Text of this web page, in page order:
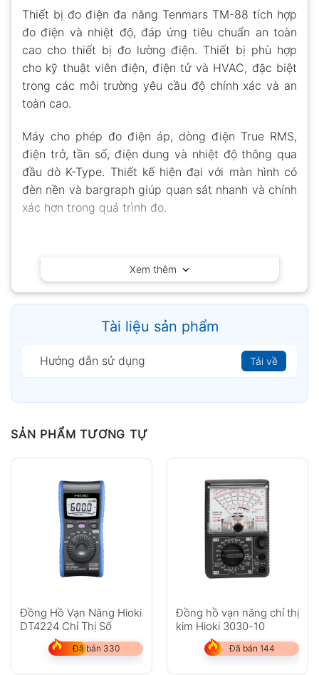
Thiết bị đo điện đa năng Tenmars TM-88 tích hợp
đo điện và nhiệt độ, đáp ứng tiêu chuẩn an toàn
cao cho thiết bị đo lường điện. Thiết bị phù hợp
cho kỹ thuật viên điện, điện tử và HVAC, đặc biệt
trong các môi trường yêu cầu độ chính xác và an
toàn cao.
Máy cho phép đo điện áp, dòng điện True RMS,
điện trở, tần số, điện dung và nhiệt độ thông qua
đầu dò K-Type. Thiết kế hiện đại với màn hình có
đèn nền và bargraph giúp quan sát nhanh và chính
xác hơn trong quá trình đo.
Đồng hồ đo điện nhiệt Tenmars TM-88
Tính năng nổi bật
Đo dòng điện AC/DC True RMS
Đo điện trở, điện dung, tần số
Kiểm tra thông mạch và diode
Xem thêm
Tài liệu sản phẩm
Hướng dẫn sử dụng Tải về
SẢN PHẨM TƯƠNG TỰ
Đồng Hồ Vạn Năng Hioki
DT4224 Chỉ Thị Số
Đã bán 330
Đồng hồ vạn năng chỉ thị
kim Hioki 3030-10
Đã bán 144